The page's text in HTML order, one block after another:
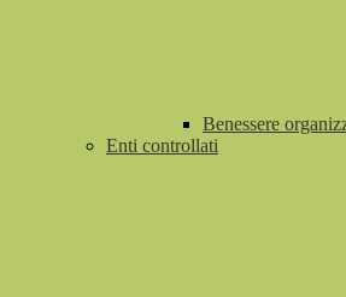
Benessere
Enti controllati